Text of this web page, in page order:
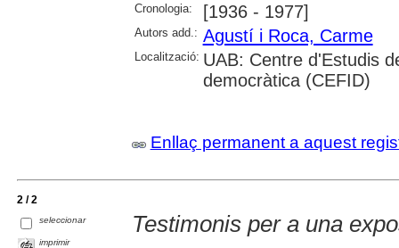
Cronologia: [1936 - 1977]
Autors add.: Agustí i Roca, Carme
Localització: UAB: Centre d'Estudis
democràtica (CEFID)
Enllaç permanent a aquest
2 / 2
seleccionar
imprimir
Testimonis per a una